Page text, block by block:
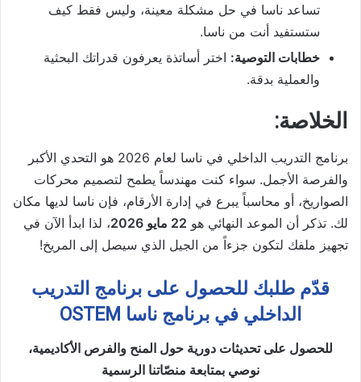
تساعد ناسا في حل مشكلة معينة، وليس فقط كيف
ستستفيد أنت من ناسا.
خطابات التوصية: اختر أساتذة يعرفون قدراتك البحثية
والعملية بدقة.
الخلاصة:
برنامج التدريب الداخلي في ناسا لعام 2026 هو التحدي الأكبر
والفرصة الأجمل. سواء كنت مهندساً يطمح لتصميم محركات
الصواريخ، أو محاسباً يبرع في إدارة الأرقام، فإن ناسا لديها مكان
لك. تذكر أن الموعد النهائي هو 22 مايو 2026
، لذا ابدأ الآن في
تجهيز ملفك لتكون جزءاً من الجيل الذي سيصل إلى المريخ!
قدّم طلبك للحصول على برنامج التدريب
الداخلي في برنامج ناسا OSTEM
للحصول على تحديثات دورية حول المنح والفرص الأكاديمية،
نوصي بمتابعة منصّاتنا الرسمية